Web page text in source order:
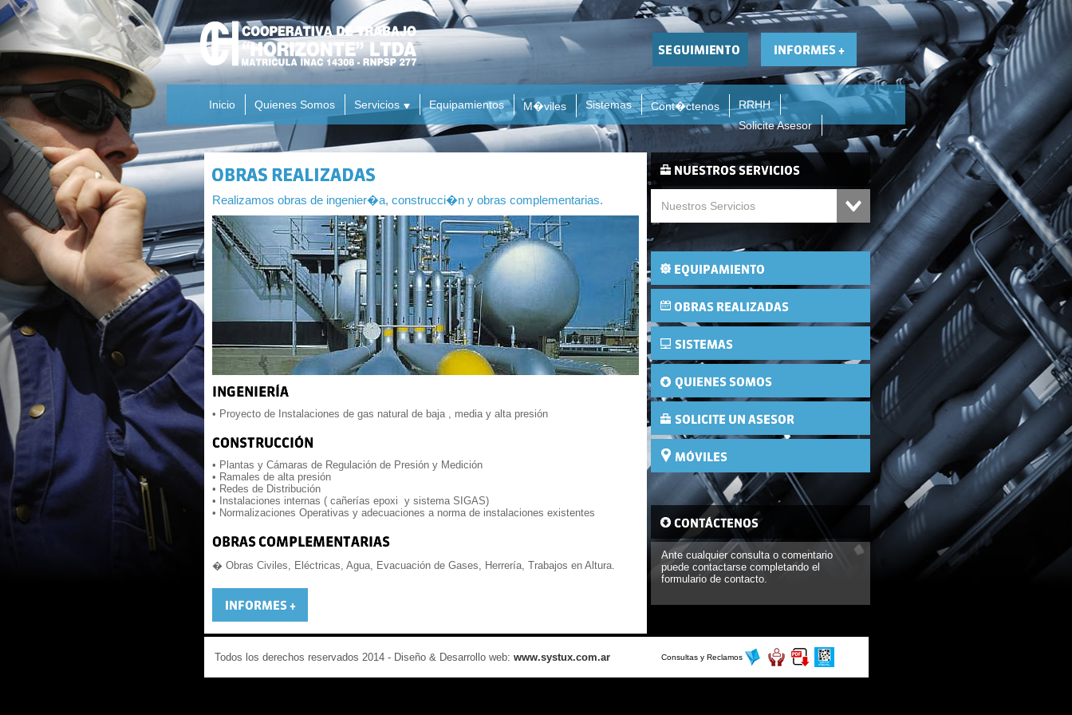
Inicio Quienes Somos Servicios Equipamientos M�viles Sistemas Cont�ctenos
RRHH
Solicite Asesor
Realizamos obras de ingenier�a, construcci�n y obras complementarias.
• Proyecto de Instalaciones de gas natural de baja , media y alta presión
• Plantas y Cámaras de Regulación de Presión y Medición
• Ramales de alta presión
• Redes de Distribución
• Instalaciones internas ( cañerías epoxi y sistema SIGAS)
• Normalizaciones Operativas y adecuaciones a norma de instalaciones existentes
� Obras Civiles, Eléctricas, Agua, Evacuación de Gases, Herrería, Trabajos en Altura.
Nuestros Servicios
Ante cualquier consulta o comentario
puede contactarse completando el
formulario de contacto.
Todos los derechos reservados 2014 - Diseño & Desarrollo web: www.systux.com.ar Consultas y Reclamos